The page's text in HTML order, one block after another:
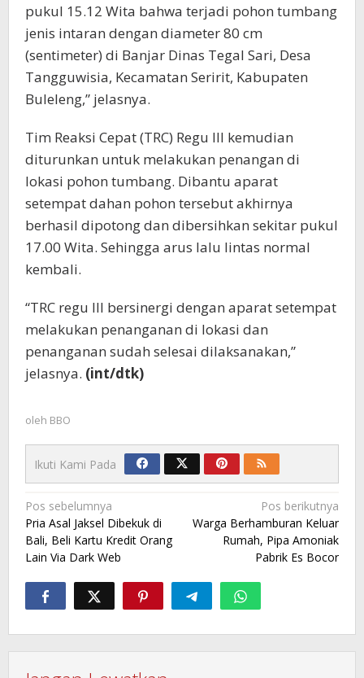
pukul 15.12 Wita bahwa terjadi pohon tumbang
jenis intaran dengan diameter 80 cm
(sentimeter) di Banjar Dinas Tegal Sari, Desa
Tangguwisia, Kecamatan Seririt, Kabupaten
Buleleng,” jelasnya.
Tim Reaksi Cepat (TRC) Regu III kemudian
diturunkan untuk melakukan penangan di
lokasi pohon tumbang. Dibantu aparat
setempat dahan pohon tersebut akhirnya
berhasil dipotong dan dibersihkan sekitar pukul
17.00 Wita. Sehingga arus lalu lintas normal
kembali.
“TRC regu III bersinergi dengan aparat setempat
melakukan penanganan di lokasi dan
penanganan sudah selesai dilaksanakan,”
jelasnya. (int/dtk)
oleh BBO
Ikuti Kami Pada
Navigasi
pos
Pos sebelumnya
Pria Asal Jaksel Dibekuk di
Bali, Beli Kartu Kredit Orang
Lain Via Dark Web
Pos berikutnya
Warga Berhamburan Keluar
Rumah, Pipa Amoniak
Pabrik Es Bocor